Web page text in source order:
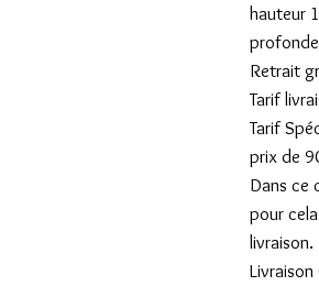
hauteur
Retrait
Tarif
Tarif
prix de
Dans ce
pour
livraison.